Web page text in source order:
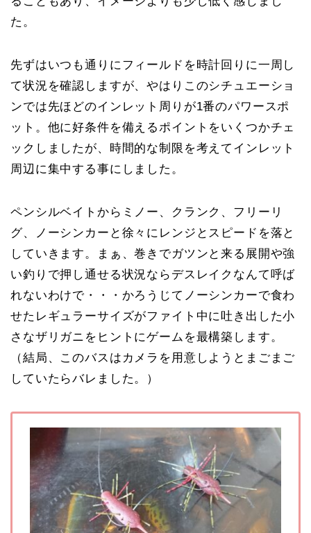
た。
先ずはいつも通りにフィールドを時計回りに一周し
て状況を確認しますが、やはりこのシチュエーショ
ンでは先ほどのインレット周りが1番のパワースポ
ット。他に好条件を備えるポイントをいくつかチェ
ックしましたが、時間的な制限を考えてインレット
周辺に集中する事にしました。
ペンシルベイトからミノー、クランク、フリーリ
グ、ノーシンカーと徐々にレンジとスピードを落と
していきます。まぁ、巻きでガツンと来る展開や強
い釣りで押し通せる状況ならデスレイクなんて呼ば
れないわけで・・・かろうじてノーシンカーで食わ
せたレギュラーサイズがファイト中に吐き出した小
さなザリガニをヒントにゲームを最構築します。
（結局、このバスはカメラを用意しようとまごまご
していたらバレました。）